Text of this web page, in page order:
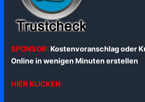
SPONSOR: Kostenvoranschlag oder
Online in wenigen Minuten erstellen
HIER KLICKEN